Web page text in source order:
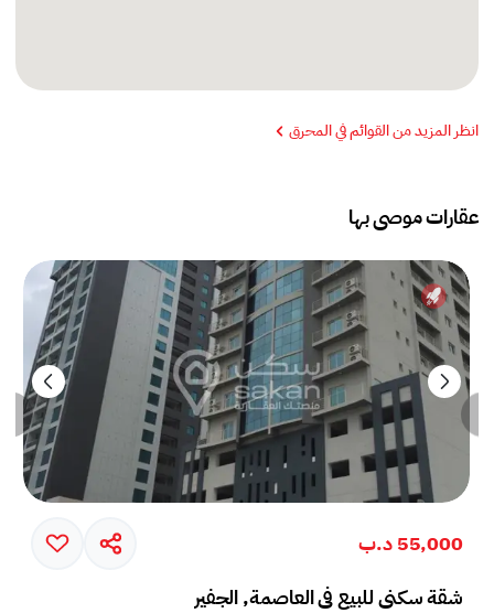
انظر المزيد من القوائم في المحرق
عقارات موصى بها
55,000 د.ب
شقة سكني للبيع في العاصمة, الجفير